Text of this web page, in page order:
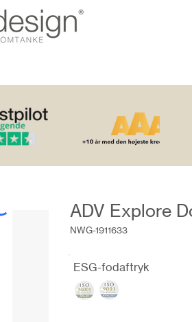
ADV Explore
NWG-1911633
ESG-fodaftryk